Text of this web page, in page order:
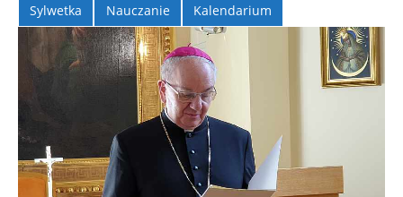
Sylwetka Nauczanie Kalendarium